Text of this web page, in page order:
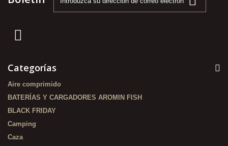
Categorías
Aire comprimido
BATERÍAS Y CARGADORES AROMIN FISH
BLACK FRIDAY
Camping
Caza